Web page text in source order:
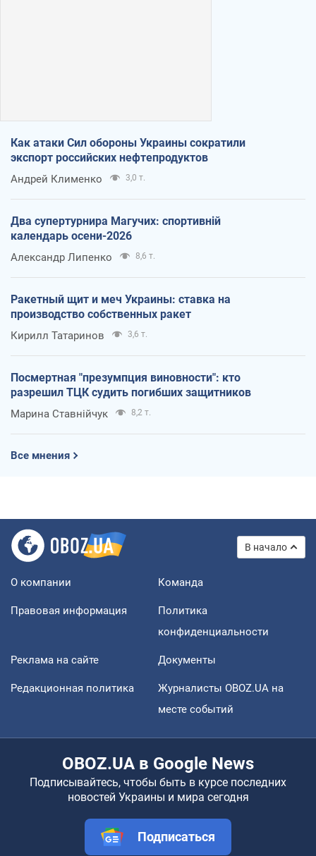
Как атаки Сил обороны Украины сократили
экспорт российских нефтепродуктов
Андрей Клименко 3,0 т.
Два супертурнира Магучих: спортивній
календарь осени-2026
Александр Липенко 8,6 т.
Ракетный щит и меч Украины: ставка на
производство собственных ракет
Кирилл Татаринов 3,6 т.
Посмертная "презумпция виновности": кто
разрешил ТЦК судить погибших защитников
Марина Ставнійчук 8,2 т.
Все мнения
В начало
О компании Команда
Правовая информация
Политика
конфиденциальности
Реклама на сайте Документы
Редакционная политика
Журналисты OBOZ.UA на
месте событий
OBOZ.UA в Google News
Подписывайтесь, чтобы быть в курсе последних
новостей Украины и мира сегодня
Подписаться